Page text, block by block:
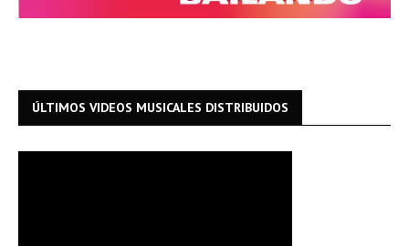
ÚLTIMOS VIDEOS MUSICALES DISTRIBUIDOS